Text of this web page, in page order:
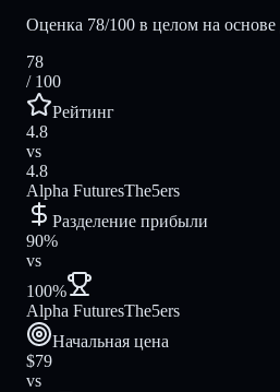
Оценка 78/100 в целом на основе
78
/ 100
Рейтинг
4.8
vs
4.8
Alpha FuturesThe5ers
Разделение прибыли
90%
vs
100%
Alpha FuturesThe5ers
Начальная цена
$79
vs